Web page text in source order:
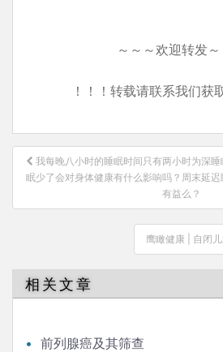
～～～欢迎转发～
！！！转载请联系我们获
文
章
我每晚八小时的睡眠时间只有两小时为深
眠少了会对身体健康有什么影响吗？周末延
有益么？
鹰瞰健康 | 自闭
相关文章
前列腺癌及其筛查